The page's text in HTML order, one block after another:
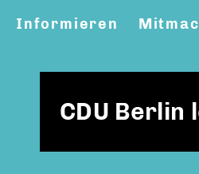
Informieren
CDU Berlin